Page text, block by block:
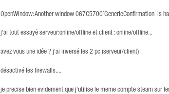
OpenWindow: Another window 067C5700`GenericConfirmation` is
j'ai tout essayé serveur:online/offline et client : online/offline...
avez vous une idée ? j'ai inversé les 2 pc (serveur/client)
désactivé les firewalls....
je precise bien evidement que j'utilise le meme compte steam sur